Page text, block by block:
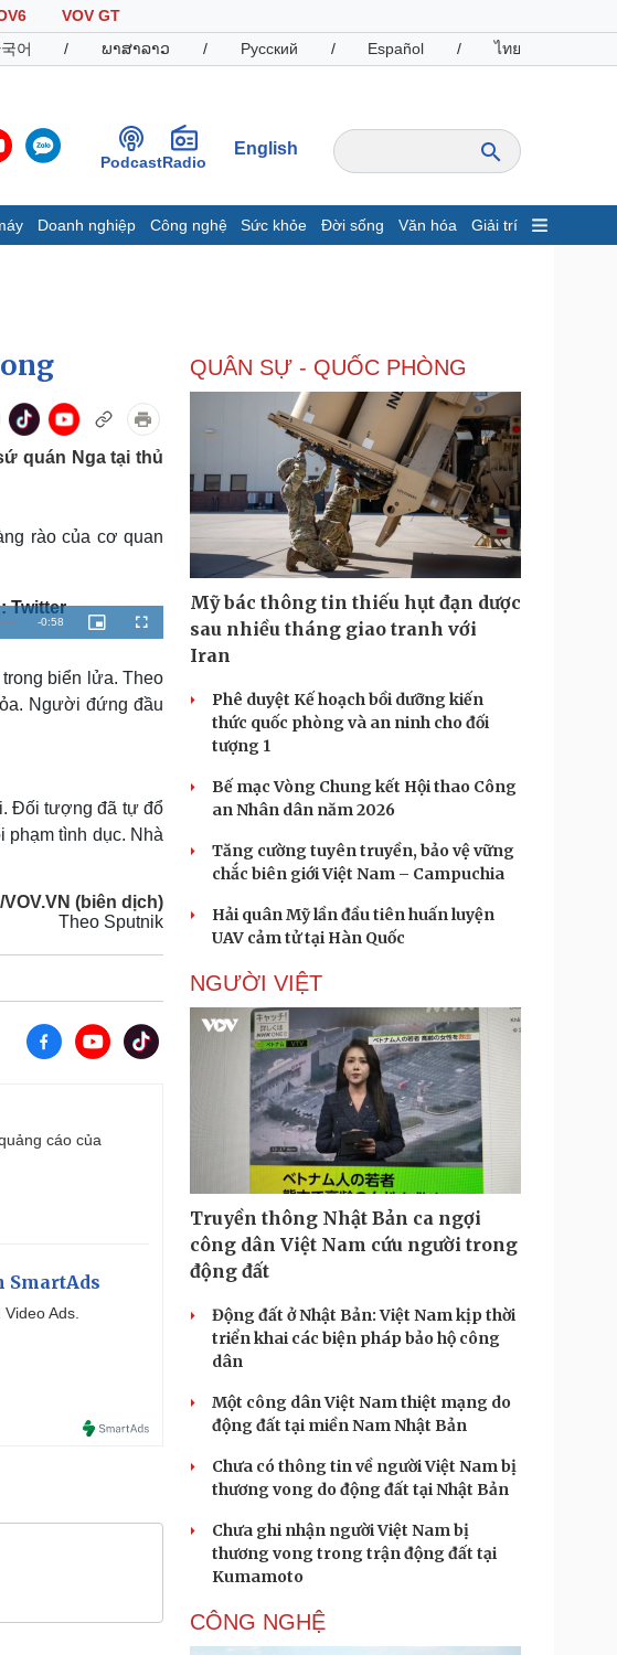
VOV GT
어 / ພາສາລາວ / Русский / Español / ไทย
PodcastRadio
English
Doanh nghiệp Công nghệ Sức khỏe Đời sống Văn hóa Giải trí
Chứng khoán
Giá cà phê
Doanh nghiệp
Thông tin doanh nghiệp
Doanh nhân
Vì cộng đồng
Công nghệ
Sành điệu
Tin Công nghệ
Trải nghiệm
Chuyển đổi số
Du lịch
Tư vấn
check-in
Podcast
Câu chuyện thời sự
Cửa sổ tình yêu
Kể chuyện cho bé
Hạt giống tâm hồn
quán Nga tại thủ
rào của cơ quan
Twitter
R
m
i
-0:58
P
i
u
r
-
r
e
F
u
c
e
biển lửa. Theo
Người đứng đầu
Đối tượng đã tự đổ
phạm tình dục. Nhà
(biên dịch)
Theo Sputnik
cáo của
SmartAds
Ads.
QUÂN SỰ - QUỐC PHÒNG
Mỹ bác thông tin thiếu hụt đạn dược
sau nhiều tháng giao tranh với
Iran
Phê duyệt Kế hoạch bồi dưỡng kiến
thức quốc phòng và an ninh cho đối
tượng 1
Bế mạc Vòng Chung kết Hội thao Công
an Nhân dân năm 2026
Tăng cường tuyên truyền, bảo vệ vững
chắc biên giới Việt Nam – Campuchia
Hải quân Mỹ lần đầu tiên huấn luyện
UAV cảm tử tại Hàn Quốc
NGƯỜI VIỆT
Truyền thông Nhật Bản ca ngợi
công dân Việt Nam cứu người trong
động đất
Động đất ở Nhật Bản: Việt Nam kịp thời
triển khai các biện pháp bảo hộ công
dân
Một công dân Việt Nam thiệt mạng do
động đất tại miền Nam Nhật Bản
Chưa có thông tin về người Việt Nam bị
thương vong do động đất tại Nhật Bản
Chưa ghi nhận người Việt Nam bị
thương vong trong trận động đất tại
Kumamoto
CÔNG NGHỆ